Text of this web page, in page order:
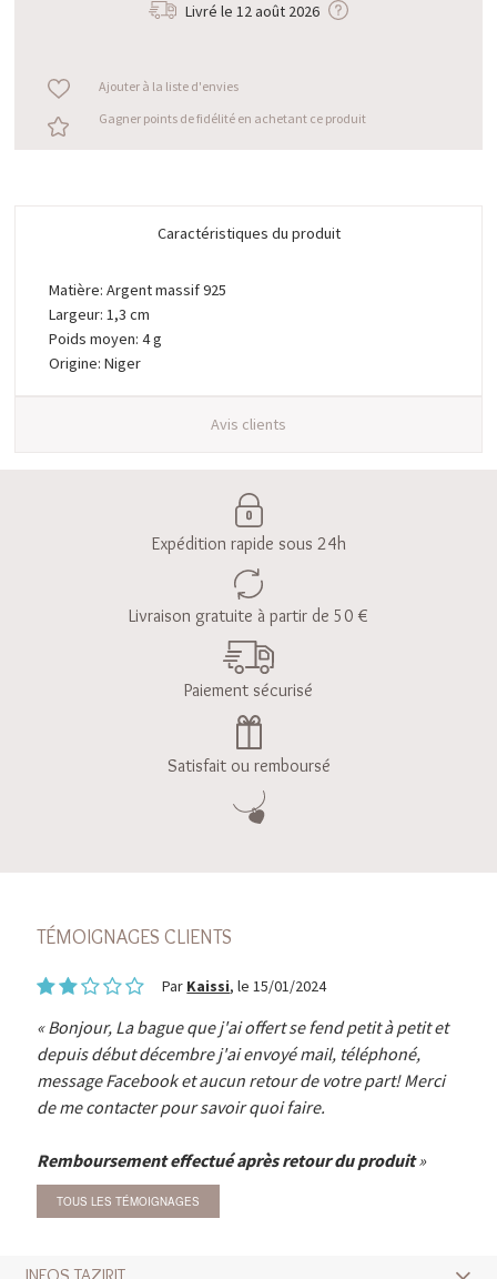
Livré le 12 août 2026
Ajouter à la liste d'envies
Gagner points de fidélité en achetant ce produit
Caractéristiques du produit
Matière: Argent massif 925
Largeur: 1,3 cm
Poids moyen: 4 g
Origine: Niger
Avis clients
Expédition rapide sous 24h
Livraison gratuite à partir de 50 €
Paiement sécurisé
Satisfait ou remboursé
TÉMOIGNAGES CLIENTS
Par Kaissi, le 15/01/2024
Bonjour, La bague que j'ai offert se fend petit à petit et
depuis début décembre j'ai envoyé mail, téléphoné,
message Facebook et aucun retour de votre part! Merci
de me contacter pour savoir quoi faire.
Remboursement effectué après retour du produit
TOUS LES TÉMOIGNAGES